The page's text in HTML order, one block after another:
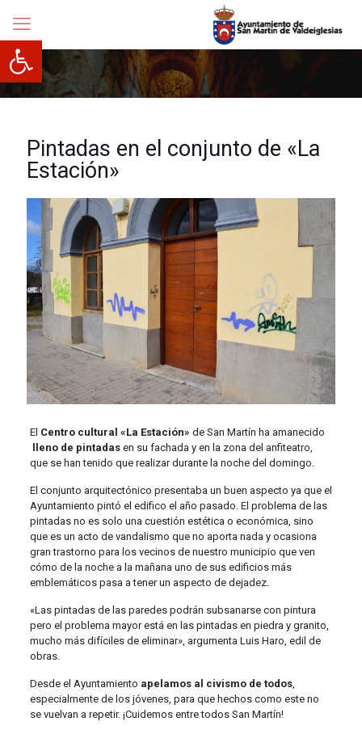
Abrir barra de herramientas
Pintadas en el conjunto de «La
Estación»
El Centro cultural «La Estación» de San Martín ha amanecido
lleno de pintadasen su fachada y en la zona del anfiteatro,
que se han tenido que realizar durante la noche del domingo.
El conjunto arquitectónico presentaba un buen aspecto ya que el
Ayuntamiento pintó el edifico el año pasado. El problema de las
pintadas no es solo una cuestión estética o económica, sino
que es un acto de vandalismo que no aporta nada y ocasiona
gran trastorno para los vecinos de nuestro municipio que ven
cómo de la noche a la mañana uno de sus edificios más
emblemáticos pasa a tener un aspecto de dejadez.
«Las pintadas de las paredes podrán subsanarse con pintura
pero el problema mayor está en las pintadas en piedra y granito,
mucho más difíciles de eliminar», argumenta Luis Haro, edil de
obras.
Desde el Ayuntamiento apelamos al civismo de todos,
especialmente de los jóvenes, para que hechos como este no
se vuelvan a repetir. ¡Cuidemos entre todos San Martín!